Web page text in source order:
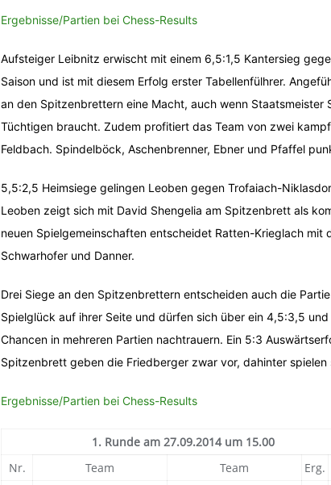
Ergebnisse/Partien bei Chess-Results
Aufsteiger Leibnitz erwischt mit einem 6,5:1,5 Kantersieg
Saison und ist mit diesem Erfolg erster Tabellenfülhrer.
an den Spitzenbrettern eine Macht, auch wenn
Tüchtigen braucht. Zudem profitiert das Team von zwei
Feldbach. Spindelböck, Aschenbrenner, Ebner und Pfaffel
5,5:2,5 Heimsiege gelingen Leoben gegen Trofaiach-
Leoben zeigt sich mit David Shengelia am Spitzenbrett als
neuen Spielgemeinschaften entscheidet Ratten-Krieglach
Schwarhofer und Danner.
Drei Siege an den Spitzenbrettern entscheiden auch die
Spielglück auf ihrer Seite und dürfen sich über ein 4,5:3,5
Chancen in mehreren Partien nachtrauern. Ein 5:3
Spitzenbrett geben die Friedberger zwar vor, dahinter spielen
Ergebnisse/Partien bei Chess-Results
1. Runde am 27.09.2014 um 15.00
Nr.
Team Team Erg.